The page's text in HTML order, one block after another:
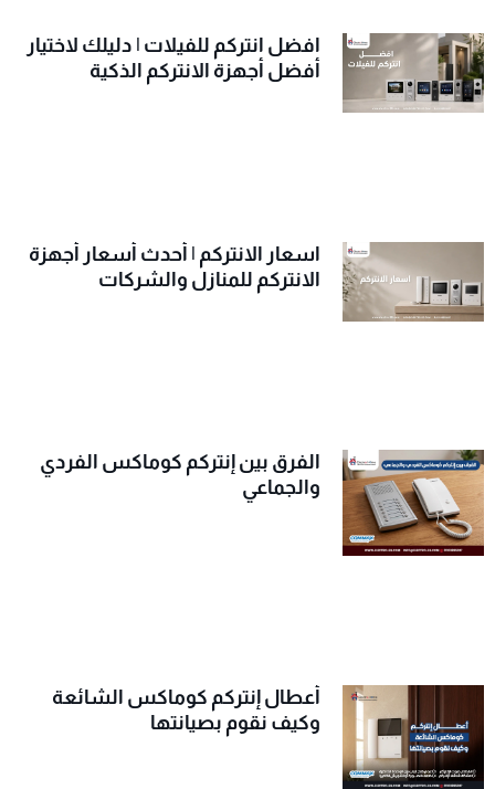
افضل انتركم للفيلات | دليلك لاختيار
أفضل أجهزة الانتركم الذكية
اسعار الانتركم | أحدث أسعار أجهزة
الانتركم للمنازل والشركات
الفرق بين إنتركم كوماكس الفردي
والجماعي
أعطال إنتركم كوماكس الشائعة
وكيف نقوم بصيانتها